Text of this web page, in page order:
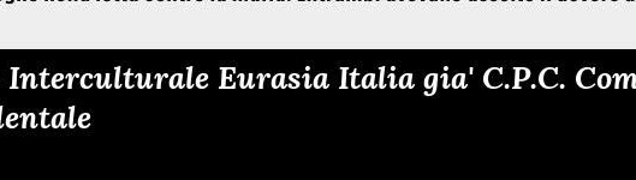
Interculturale Eurasia Italia gia' C.P.C.